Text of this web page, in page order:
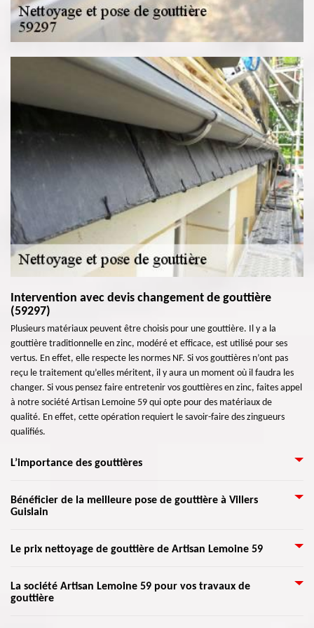
Intervention avec devis changement de gouttière
(59297)
Plusieurs matériaux peuvent être choisis pour une gouttière. Il y a la
gouttière traditionnelle en zinc, modéré et efficace, est utilisé pour ses
vertus. En effet, elle respecte les normes NF. Si vos gouttières n’ont pas
reçu le traitement qu’elles méritent, il y aura un moment où il faudra les
changer. Si vous pensez faire entretenir vos gouttières en zinc, faites appel
à notre société Artisan Lemoine 59 qui opte pour des matériaux de
qualité. En effet, cette opération requiert le savoir-faire des zingueurs
qualifiés.
L’importance des gouttières
Nous négligeons souvent le soin des gouttières de la maison, sauf en cas de
problèmes majeurs. En effet, l’entretien de vos gouttières est sérieux,
voire éviter à votre gouttière de fonctionner, d’où l’évacuation non assurée
d’eau. Le nettoyage fait partie de l’entretien des gouttières. Cette
gouttières. Pour un très bon nettoyage et entretien de cet élément de
votre demeure, confiez les travaux à notre société.
Bénéficier de la meilleure pose de gouttière à Villers
Guislain
Installer des gouttières ne suffit pas, il faut qu’il soit accompagné de bon
mettre des grillages sur la descente, pour diminuer la répétition de
nettoyage. En effet, les feuilles peuvent encore se poser sur le grillage.
Le prix nettoyage de gouttière de Artisan Lemoine 59
L'eau est le pire ennemi d'une toiture et des fondations d'une maison. Le
nettoyage de vos gouttières et de vos descentes pluviales permet de
La société Artisan Lemoine 59 pour vos travaux de
gouttière